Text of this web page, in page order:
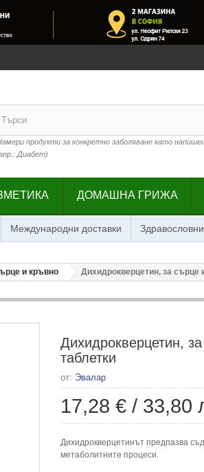
продукти за конкретно заболяване като
Диабет)
ДОМАШНА ГРИЖА
Международни доставки
и кръвно Дихидрокверцетин, за сърце
Дихидрокверцетин,
таблетки
от: Эвалар
17,28 € / 33,80
Дихидрокверцетинът предпазва
метаболитните процеси.